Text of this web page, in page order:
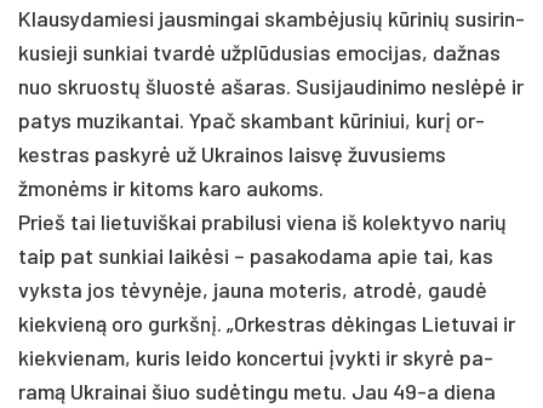
Klau­sy­da­mie­si jaus­min­gai skambė­ju­sių kūri­nių su­si­rin­
ku­sie­ji sun­kiai tvardė užplū­du­sias emo­ci­jas, daž­nas
nuo skruostų šluostė aša­ras. Su­si­jau­di­ni­mo ne­slėpė ir
pa­tys mu­zi­kan­tai. Ypač skam­bant kūri­niui, kurį or­
kest­ras pa­skyrė už Uk­rai­nos laisvę žu­vu­siems
žmonėms ir ki­toms ka­ro au­koms.
Prieš tai lie­tu­viš­kai pra­bi­lu­si vie­na iš ko­lek­ty­vo na­rių
taip pat sun­kiai laikė­si – pa­sa­ko­da­ma apie tai, kas
vyks­ta jos tėvynė­je, jau­na mo­te­ris, at­rodė, gaudė
kiek­vieną oro gurkšnį. „Or­kest­ras dėkin­gas Lie­tu­vai ir
kiek­vie­nam, ku­ris lei­do kon­cer­tui įvyk­ti ir skyrė pa­
ramą Uk­rai­nai šiuo su­dėtin­gu me­tu. Jau 49-a die­na